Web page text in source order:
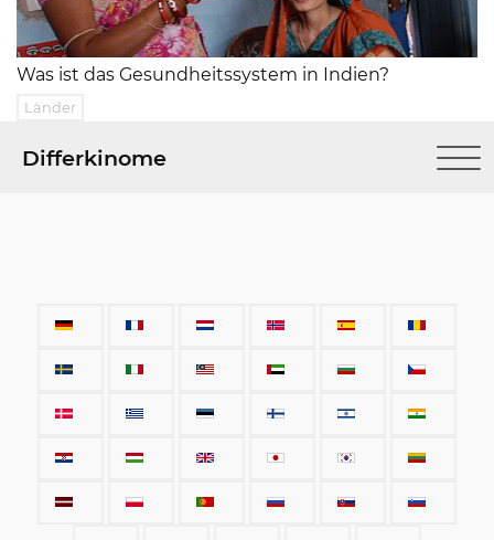
Was ist das Gesundheitssystem in Indien?
Länder
Differkinome